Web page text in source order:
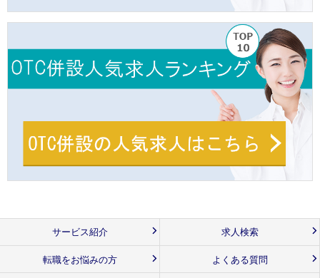
サービス紹介 求人検索
転職をお悩みの方 よくある質問